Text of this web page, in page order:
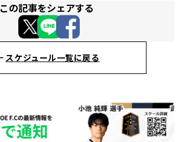
この記事をシェアする
スケジュール一覧に戻る